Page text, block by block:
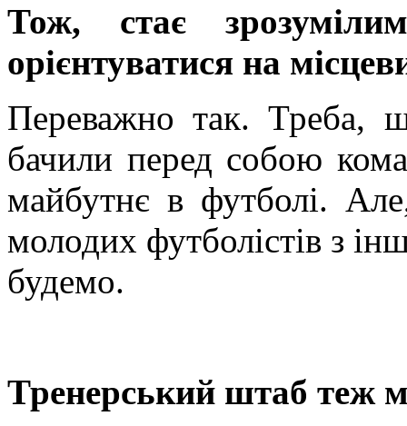
Тож, стає
орієнтуватися на
Переважно так. Треба,
бачили перед собою
майбутнє в футболі.
молодих футболістів з
будемо.
Тренерський штаб теж